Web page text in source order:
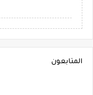
المتابعون